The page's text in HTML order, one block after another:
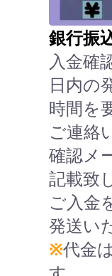
銀行振
入金確
日内の
時間を
ご連絡
確認メ
記載致
ご入金
発送い
※代金